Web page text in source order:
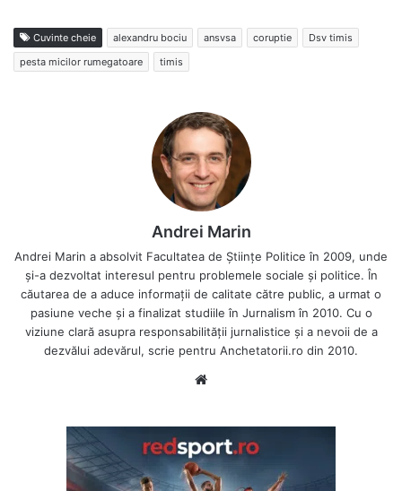
Cuvinte cheie alexandru bociu ansvsa coruptie
Dsv timis
pesta micilor rumegatoare
timis
Andrei Marin
Andrei Marin a absolvit Facultatea de Științe Politice în 2009, unde
și-a dezvoltat interesul pentru problemele sociale și politice. În
căutarea de a aduce informații de calitate către public, a urmat o
pasiune veche și a finalizat studiile în Jurnalism în 2010. Cu o
viziune clară asupra responsabilității jurnalistice și a nevoii de a
dezvălui adevărul, scrie pentru Anchetatorii.ro din 2010.